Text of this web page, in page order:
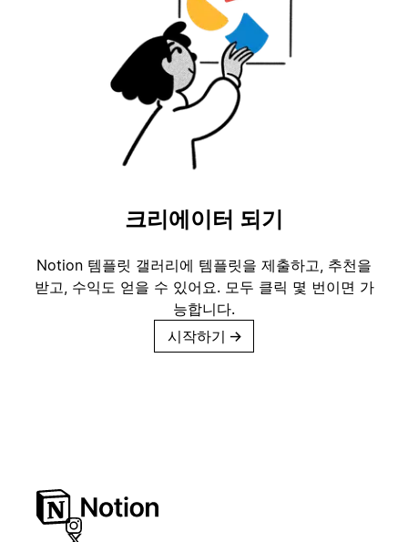
크리에이터 되기
Notion 템플릿 갤러리에 템플릿을 제출하고, 추천을
받고, 수익도 얻을 수 있어요. 모두 클릭 몇 번이면 가
능합니다.
시작하기 →